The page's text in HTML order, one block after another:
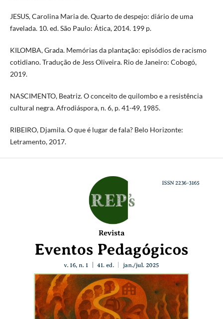
JESUS, Carolina Maria de. Quarto de despejo: diário de uma
favelada. 10. ed. São Paulo: Ática, 2014. 199 p.
KILOMBA, Grada. Memórias da plantação: episódios de racismo
cotidiano. Tradução de Jess Oliveira. Rio de Janeiro: Cobogó,
2019.
NASCIMENTO, Beatriz. O conceito de quilombo e a resistência
cultural negra. Afrodiáspora, n. 6, p. 41-49, 1985.
RIBEIRO, Djamila. O que é lugar de fala? Belo Horizonte:
Letramento, 2017.